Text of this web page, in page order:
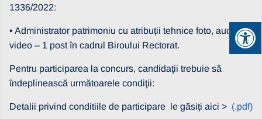
1336/2022:
• Administrator patrimoniu cu atribuții tehnice foto, audio și
video – 1 post în cadrul Biroului Rectorat.
Pentru participarea la concurs, candidaţii trebuie să
îndeplinească următoarele condiţii:
Detalii privind conditiile de participare le găsiți aici > (.pdf)